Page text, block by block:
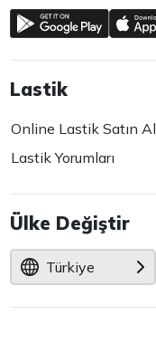
Lastik
Online Lastik Satın Al
Lastik Yorumları
Ülke Değiştir
Türkiye